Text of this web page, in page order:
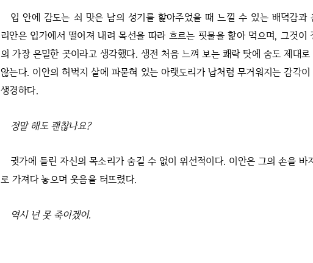
입 안에 감도는 쇠 맛은 남의 성기를 핥아주었을 때 느낄 수 있는 배덕감과
리안은 입가에서 떨어져 내려 목선을 따라 흐르는 핏물을 핥아 먹으며, 그것이
의 가장 은밀한 곳이라고 생각했다. 생전 처음 느껴 보는 쾌락 탓에 숨도 제대로
않는다. 이안의 허벅지 살에 파묻혀 있는 아랫도리가 납처럼 무거워지는 감각
생경하다.
정말 해도 괜찮나요?
귓가에 들린 자신의 목소리가 숨길 수 없이 위선적이다. 이안은 그의 손을 바
로 가져다 놓으며 웃음을 터뜨렸다.
역시 넌 못 죽이겠어.